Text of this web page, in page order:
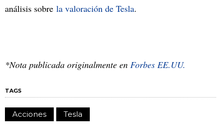
análisis sobre la valoración de Tesla.
*Nota publicada originalmente en Forbes EE.UU.
TAGS
Acciones Tesla